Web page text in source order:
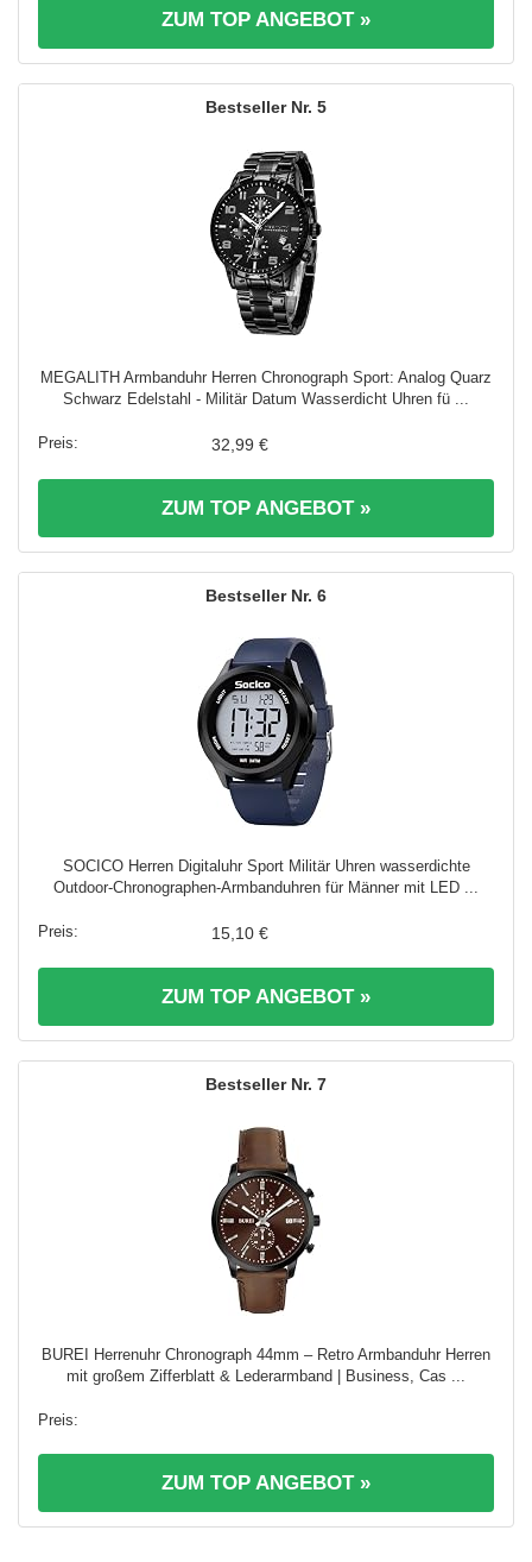
ZUM TOP ANGEBOT »
5
MEGALITH Armbanduhr Herren Chronograph Sport: Analog Quarz
Schwarz Edelstahl - Militär Datum Wasserdicht Uhren fü ...
32,99 €
ZUM TOP ANGEBOT »
6
SOCICO Herren Digitaluhr Sport Militär Uhren wasserdichte
Outdoor-Chronographen-Armbanduhren für Männer mit LED ...
15,10 €
ZUM TOP ANGEBOT »
7
BUREI Herrenuhr Chronograph 44mm – Retro Armbanduhr Herren
mit großem Zifferblatt & Lederarmband | Business, Cas ...
ZUM TOP ANGEBOT »